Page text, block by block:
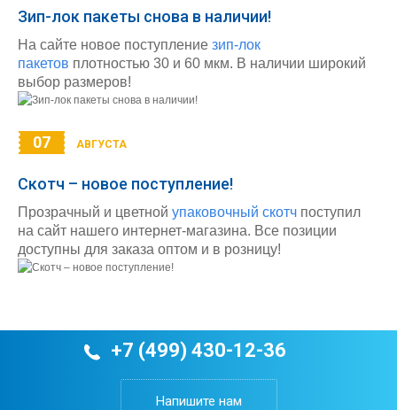
Зип-лок пакеты снова в наличии!
На сайте новое поступление зип-лок
пакетов плотностью 30 и 60 мкм. В наличии широкий
выбор размеров!
07 АВГУСТА
Скотч – новое поступление!
Прозрачный и цветной упаковочный скотч поступил
на сайт нашего интернет-магазина. Все позиции
доступны для заказа оптом и в розницу!
+7 (499) 430-12-36
Напишите нам